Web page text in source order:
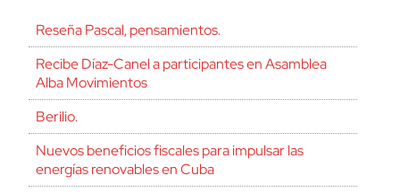
Reseña Pascal, pensamientos.
Recibe Díaz-Canel a participantes en Asamblea
Alba Movimientos
Berilio.
Nuevos beneficios fiscales para impulsar las
energías renovables en Cuba